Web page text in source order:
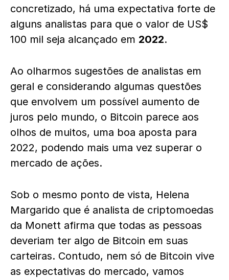
concretizado, há uma expectativa forte de
alguns analistas para que o valor de US$
100 mil seja alcançado em 2022.
Ao olharmos sugestões de analistas em
geral e considerando algumas questões
que envolvem um possível aumento de
juros pelo mundo, o Bitcoin parece aos
olhos de muitos, uma boa aposta para
2022, podendo mais uma vez superar o
mercado de ações.
Sob o mesmo ponto de vista, Helena
Margarido que é analista de criptomoedas
da Monett afirma que todas as pessoas
deveriam ter algo de Bitcoin em suas
carteiras. Contudo, nem só de Bitcoin vive
as expectativas do mercado, vamos